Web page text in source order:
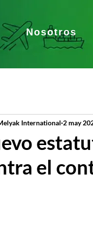
Nosotros
el
International 2 may